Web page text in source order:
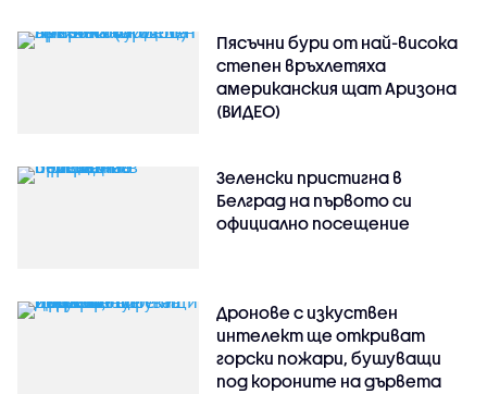
Пясъчни бури от най-висока
степен връхлетяха
американския щат Аризона
(ВИДЕО)
Зеленски пристигна в
Белград на първото си
официално посещение
Дронове с изкуствен
интелект ще откриват
горски пожари, бушуващи
под короните на дървета